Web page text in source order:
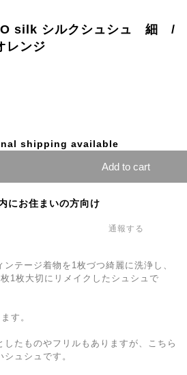
silk シルクシュシュ 細 /
ンジ
shipping available
Add to cart
にお住まいの方向け
通報する
テージ着物を1枚づつ綺麗に洗浄し、
1枚大切にリメイクしたシュシュで
す。
したものやフリルもありますが、こちら
ュシュです。